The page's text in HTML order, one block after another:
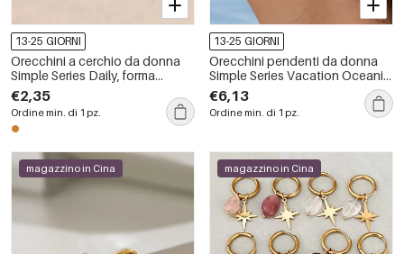
13-25 GIORNI
Orecchini a cerchio da donna
Simple Series Daily, forma
irregolare, colori misti rame e
oro.
€2,35
Ordine min. di 1 pz.
13-25 GIORNI
Orecchini pendenti da donna
Simple Series Vacation Oceanic
Style Fish Starfish Coral in
acciaio inossidabile
impermeabile
€6,13
Ordine min. di 1 pz.
magazzino in Cina magazzino in Cina